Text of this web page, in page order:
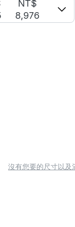
NT$
8,976
沒有您要的尺寸以及